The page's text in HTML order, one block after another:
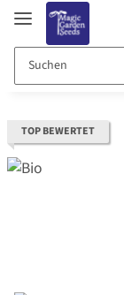
TOP BEWERTET